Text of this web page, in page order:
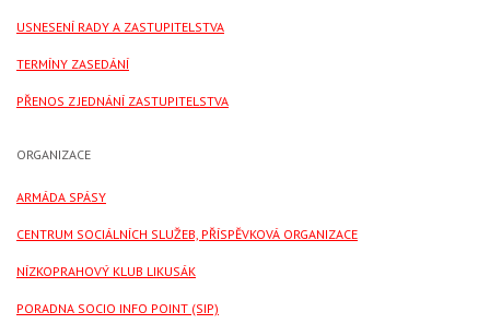
USNESENÍ RADY A ZASTUPITELSTVA
TERMÍNY ZASEDÁNÍ
PŘENOS Z JEDNÁNÍ ZASTUPITELSTVA
ORGANIZACE
ARMÁDA SPÁSY
CENTRUM SOCIÁLNÍCH SLUŽEB, PŘÍSPĚVKOVÁ ORGANIZACE
NÍZKOPRAHOVÝ KLUB LIKUSÁK
PORADNA SOCIO INFO POINT (SIP)